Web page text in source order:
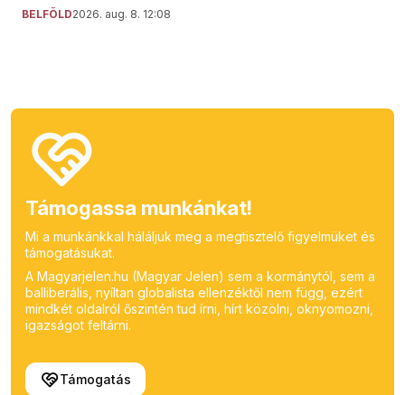
BELFÖLD2026. aug. 8. 12:08
Támogassa munkánkat!
Mi a munkánkkal háláljuk meg a megtisztelő figyelmüket és
támogatásukat.
A Magyarjelen.hu (Magyar Jelen) sem a kormánytól, sem a
balliberális, nyíltan globalista ellenzéktől nem függ, ezért
mindkét oldalról őszintén tud írni, hírt közölni, oknyomozni,
igazságot feltárni.
Támogatás